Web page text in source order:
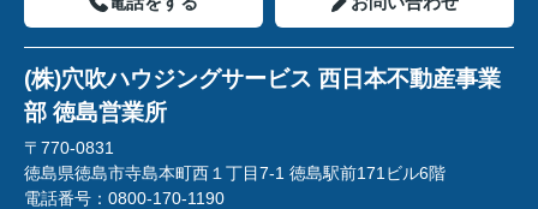
(株)穴吹ハウジングサービス 西日本不動産事業
部 徳島営業所
〒770-0831
徳島県徳島市寺島本町西１丁目7-1 徳島駅前171ビル6階
電話番号： 0800-170-1190